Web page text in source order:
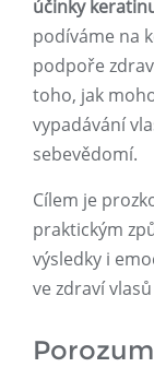
účinky
podíváme na
podpoře
toho, jak
vypadávání
sebevědomí.
Cílem je
praktickým
výsledky i
ve zdraví